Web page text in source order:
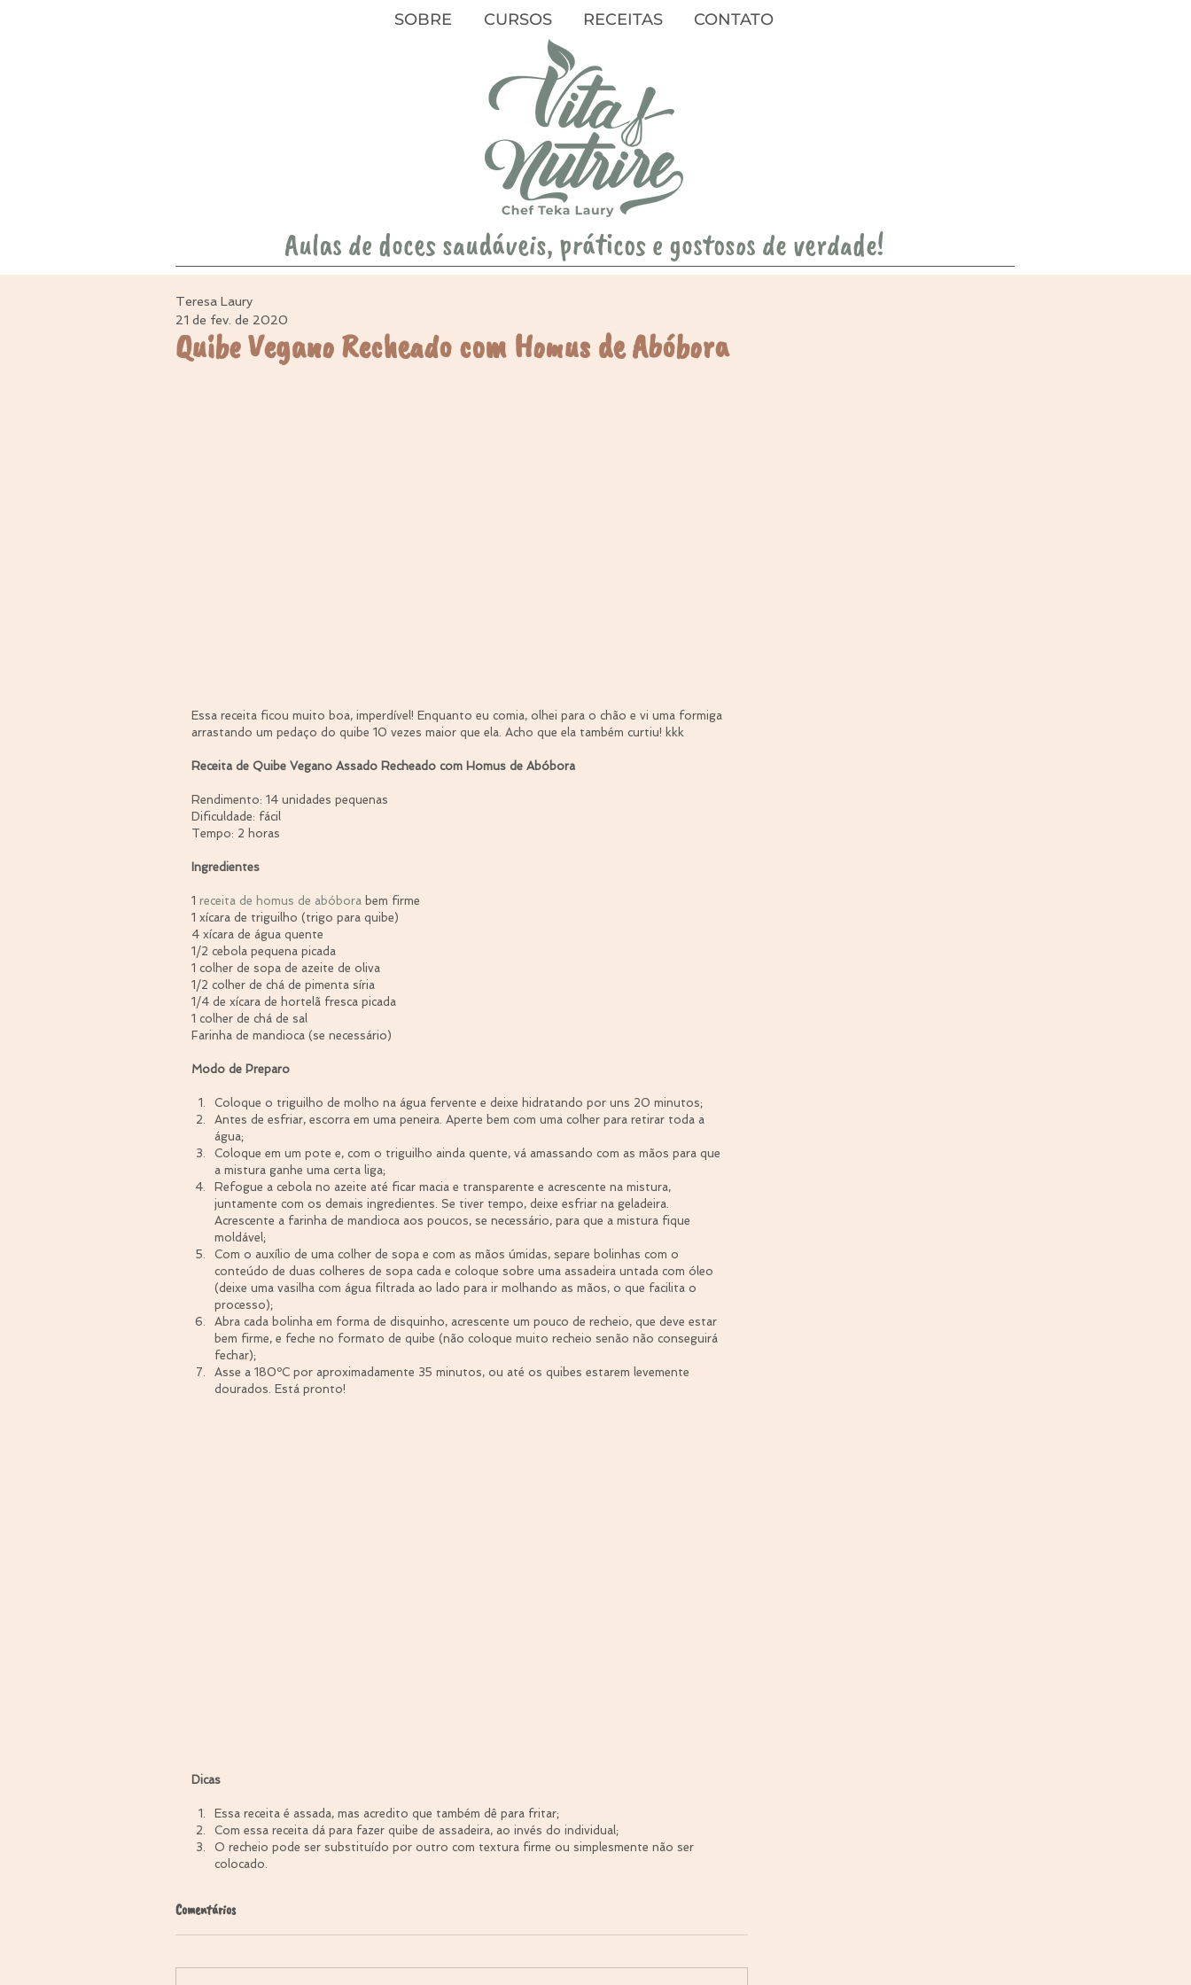
SOBRE CURSOS RECEITAS CONTATO
Aulas de doces saudáveis, práticos e gostosos de verdade!
Quibe Vegano Recheado com Homus de Abóbora
Teresa Laury
21 de fev. de 2020
Essa receita ficou muito boa, imperdível! Enquanto eu comia, olhei para o chão e vi uma formiga
arrastando um pedaço do quibe 10 vezes maior que ela. Acho que ela também curtiu! kkk
Receita de Quibe Vegano Assado Recheado com Homus de Abóbora
Rendimento: 14 unidades pequenas
Dificuldade: fácil
Tempo: 2 horas
Ingredientes
1 receita de homus de abóbora bem firme
1 xícara de triguilho (trigo para quibe)
4 xícara de água quente
1/2 cebola pequena picada
1 colher de sopa de azeite de oliva
1/2 colher de chá de pimenta síria
1/4 de xícara de hortelã fresca picada
1 colher de chá de sal
Farinha de mandioca (se necessário)
Modo de Preparo
Coloque o triguilho de molho na água fervente e deixe hidratando por uns 20 minutos;
Antes de esfriar, escorra em uma peneira. Aperte bem com uma colher para retirar toda a
água;
Coloque em um pote e, com o triguilho ainda quente, vá amassando com as mãos para que
a mistura ganhe uma certa liga;
Refogue a cebola no azeite até ficar macia e transparente e acrescente na mistura,
juntamente com os demais ingredientes. Se tiver tempo, deixe esfriar na geladeira.
Acrescente a farinha de mandioca aos poucos, se necessário, para que a mistura fique
moldável;
Com o auxílio de uma colher de sopa e com as mãos úmidas, separe bolinhas com o
conteúdo de duas colheres de sopa cada e coloque sobre uma assadeira untada com óleo
(deixe uma vasilha com água filtrada ao lado para ir molhando as mãos, o que facilita o
processo);
Abra cada bolinha em forma de disquinho, acrescente um pouco de recheio, que deve estar
bem firme, e feche no formato de quibe (não coloque muito recheio senão não conseguirá
fechar);
Asse a 180ºC por aproximadamente 35 minutos, ou até os quibes estarem levemente
dourados. Está pronto!
Dicas
Essa receita é assada, mas acredito que também dê para fritar;
Com essa receita dá para fazer quibe de assadeira, ao invés do individual;
O recheio pode ser substituído por outro com textura firme ou simplesmente não ser
colocado.
Comentários